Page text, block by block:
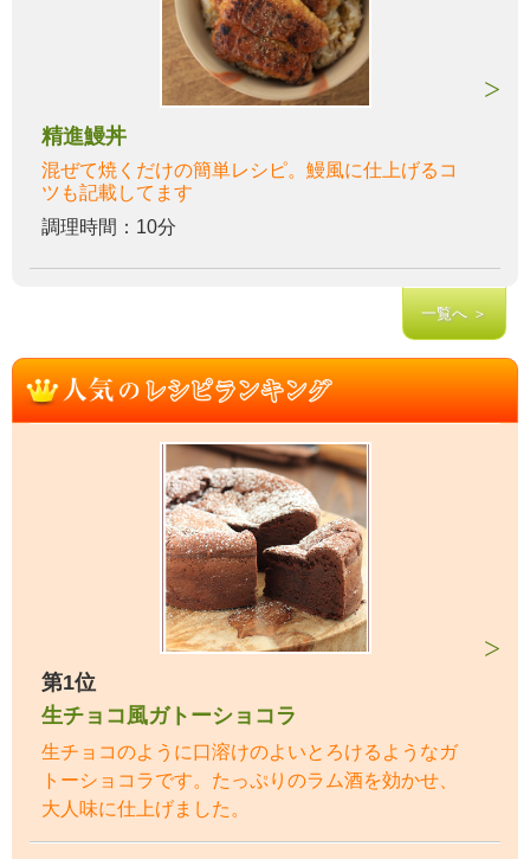
精進鰻丼
混ぜて焼くだけの簡単レシピ。鰻風に仕上げるコ
ツも記載してます
調理時間：10分
一覧へ ＞
第1位
生チョコ風ガトーショコラ
生チョコのように口溶けのよいとろけるようなガ
トーショコラです。たっぷりのラム酒を効かせ、
大人味に仕上げました。